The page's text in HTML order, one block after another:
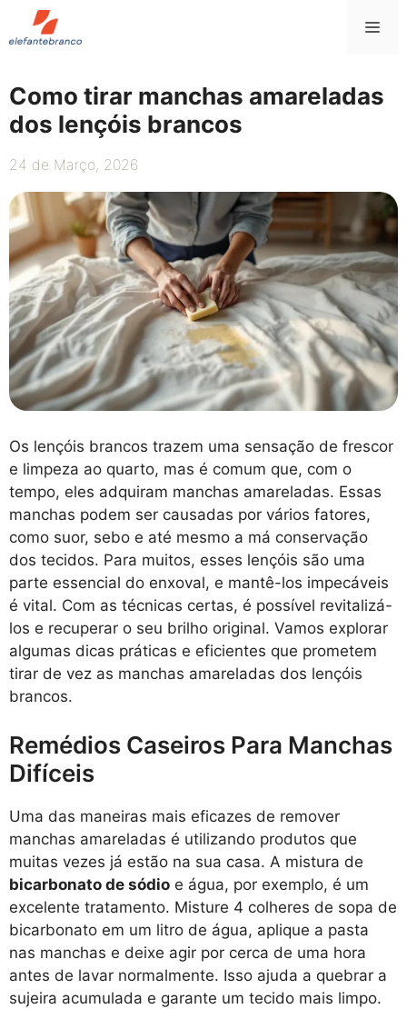
Saltar
para
Como tirar manchas amareladas
dos lençóis brancos
24 de Março, 2026
Os lençóis brancos trazem uma sensação de frescor
e limpeza ao quarto, mas é comum que, com o
tempo, eles adquiram manchas amareladas. Essas
manchas podem ser causadas por vários fatores,
como suor, sebo e até mesmo a má conservação
dos tecidos. Para muitos, esses lençóis são uma
parte essencial do enxoval, e mantê-los impecáveis
é vital. Com as técnicas certas, é possível revitalizá-
los e recuperar o seu brilho original. Vamos explorar
algumas dicas práticas e eficientes que prometem
tirar de vez as manchas amareladas dos lençóis
brancos.
Remédios Caseiros Para Manchas
Difíceis
Uma das maneiras mais eficazes de remover
manchas amareladas é utilizando produtos que
muitas vezes já estão na sua casa. A mistura de
bicarbonato de sódio e água, por exemplo, é um
excelente tratamento. Misture 4 colheres de sopa de
bicarbonato em um litro de água, aplique a pasta
nas manchas e deixe agir por cerca de uma hora
antes de lavar normalmente. Isso ajuda a quebrar a
sujeira acumulada e garante um tecido mais limpo.